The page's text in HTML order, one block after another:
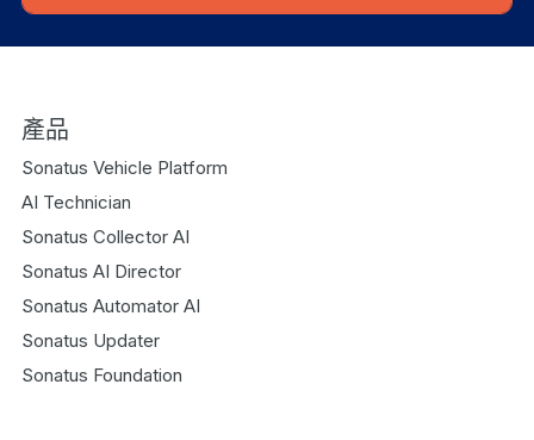
產品
Sonatus Vehicle Platform
AI Technician
Sonatus Collector AI
Sonatus AI Director
Sonatus Automator AI
Sonatus Updater
Sonatus Foundation